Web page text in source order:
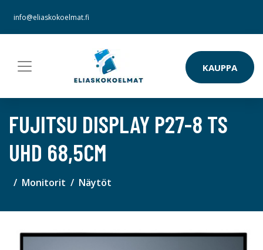
info@eliaskokoelmat.fi
KAUPPA
FUJITSU DISPLAY P27-8 TS
UHD 68,5CM
Monitorit Näytöt